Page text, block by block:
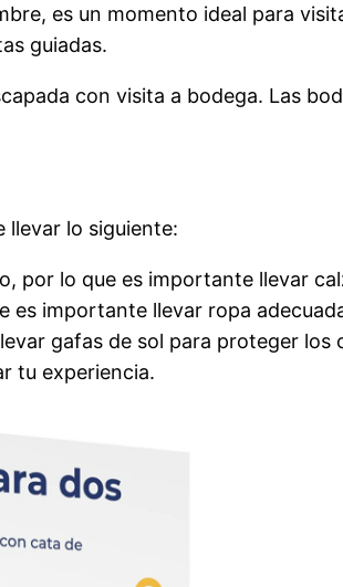
es un momento ideal para
guiadas.
con visita a bodega. Las
llevar lo siguiente:
por lo que es importante llevar
es importante llevar ropa
gafas de sol para proteger los
tu experiencia.